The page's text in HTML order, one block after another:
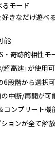
るモード
きなだけ遊べ
能
・奇跡的相性
高速」が使用
段階から選択
中断/再開が可
ンプリート機
ョンが全て解放